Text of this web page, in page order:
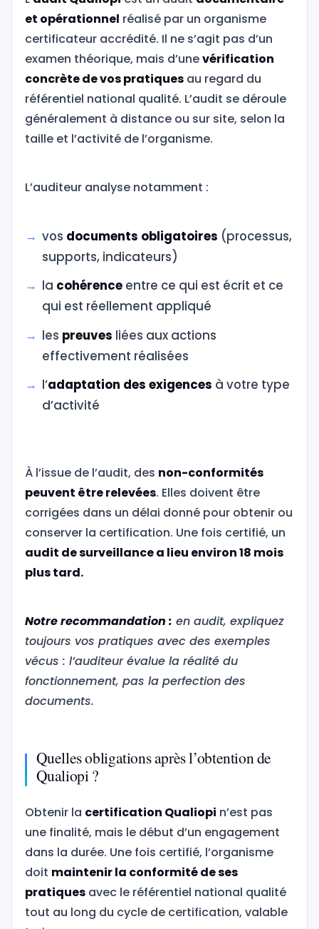
et opérationnel réalisé par un organisme
certificateur accrédité. Il ne s’agit pas d’un
examen théorique, mais d’unevérification
concrète de vos pratiquesau regard du
référentiel national qualité. L’audit se déroule
généralement à distance ou sur site, selon la
taille et l’activité de l’organisme.
L’auditeur analyse notamment :
vos documents obligatoires (processus,
supports, indicateurs)
la cohérenceentre ce qui est écrit et ce
qui est réellement appliqué
les preuves liées aux actions
effectivement réalisées
l’adaptation des exigences à votre type
d’activité
À l’issue de l’audit, des non-conformités
peuvent être relevées. Elles doivent être
corrigées dans un délai donné pour obtenir ou
conserver la certification. Une fois certifié, un
audit de surveillance a lieu environ 18 mois
plus tard.
Notre recommandation : en audit, expliquez
toujours vos pratiques avec des exemples
vécus : l’auditeur évalue la réalité du
fonctionnement, pas la perfection des
documents.
Quelles obligations après l’obtention de
Qualiopi ?
Obtenir la certification Qualiopi n’est pas
une finalité, mais le début d’un engagement
dans la durée. Une fois certifié, l’organisme
doit maintenir la conformité de ses
pratiquesavec le référentiel national qualité
tout au long du cycle de certification, valable